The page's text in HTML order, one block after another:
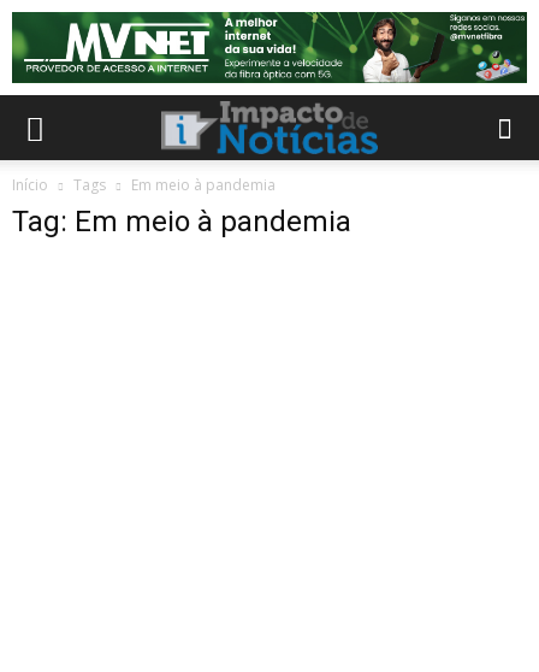
Início Tags Em meio à pandemia
Tag: Em meio à pandemia